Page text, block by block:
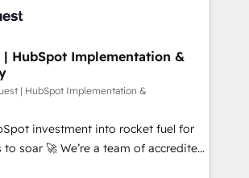
your most
engine. Built to convert, scale, and
• AI governance for
team of 12 • 150+ clients across Sales
Hub, Service Hub, Data Hub and
27001:2022, ISO 9001:2015, and ISO
- the AI management standard •
AI governance framework, built on
button to get in touch (𝘸𝘦'𝘳𝘦
| HubSpot Implementation &
| HubSpot Implementation &
investment into rocket fuel for
a team of accredited
to help you. We can